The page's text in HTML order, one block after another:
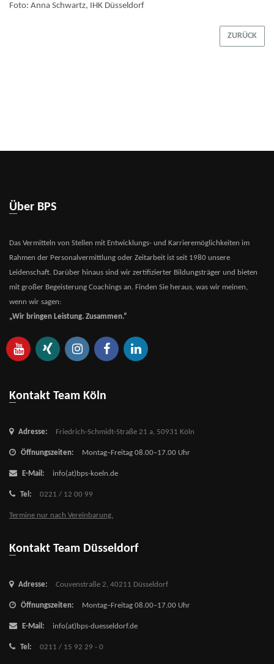
Foto: Anna Schwartz, IHK Düsseldorf
ZURÜCK
Über BPS
Das Vermitteln von Stellen mit Entwicklungs- und Karrieremöglichkeiten im
Rahmen der Personalvermittlung oder Zeitarbeit ist seit 1980 unsere
Leidenschaft. Darüber hinaus sind wir zertifizierter Bildungsträger und bieten
mit großer Begeisterung Coachings an. Finden Sie heraus, was wir meinen,
wenn wir sagen:
„Wir bringen Leistung. Zusammen.“
Kontakt Team Köln
Adresse: Friedrich-Schmidt-Straße 21 a, 50931 Köln
Öffnungszeiten: Montag–Freitag 08.00–17.00 Uhr
E-Mail: info(at)bps-koeln.de
Tel: 0221 / 12 00 99
Termine nur nach Vereinbarung.
Kontakt Team Düsseldorf
Adresse: Couvenstraße 2, 40211 Düsseldorf
Öffnungszeiten: Montag–Freitag 08.00–17.00 Uhr
E-Mail: info(at)bps-duesseldorf.de
Tel: 0211 / 15 92 29 - 0